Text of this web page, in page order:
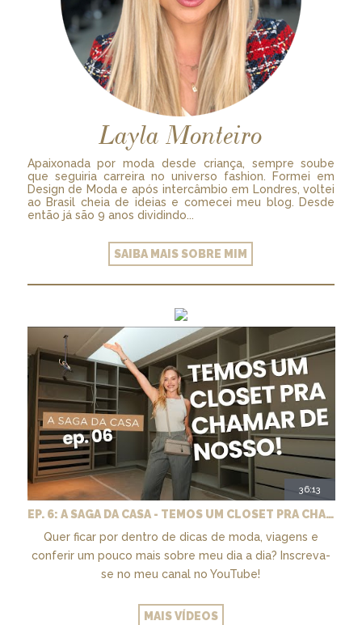
Layla Monteiro
Apaixonada por moda desde criança, sempre soube
que seguiria carreira no universo fashion. Formei em
Design de Moda e após intercâmbio em Londres, voltei
ao Brasil cheia de ideias e comecei meu blog. Desde
então já são 9 anos dividindo...
SAIBA MAIS SOBRE MIM
36:13
EP. 6: A SAGA DA CASA - TEMOS UM CLOSET PRA CHAMAR DE NOSSO + MARCENARIA E PAISAGISMO
Quer ficar por dentro de dicas de moda, viagens e
conferir um pouco mais sobre meu dia a dia? Inscreva-
se no meu canal no YouTube!
MAIS VÍDEOS